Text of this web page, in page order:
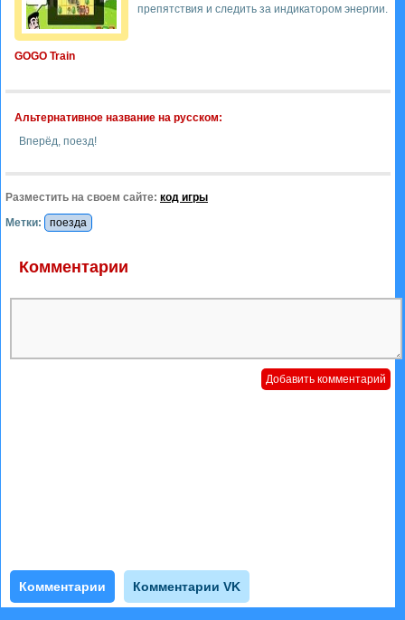
GOGO Train
препятствия и следить за индикатором энергии.
Альтернативное название на русском:
Вперёд, поезд!
Разместить на своем сайте: код игры
Метки:
поезда
Комментарии
Комментарии Комментарии VK